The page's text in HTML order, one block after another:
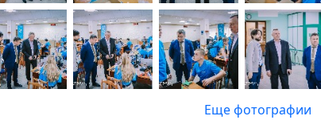
Еще фотографии